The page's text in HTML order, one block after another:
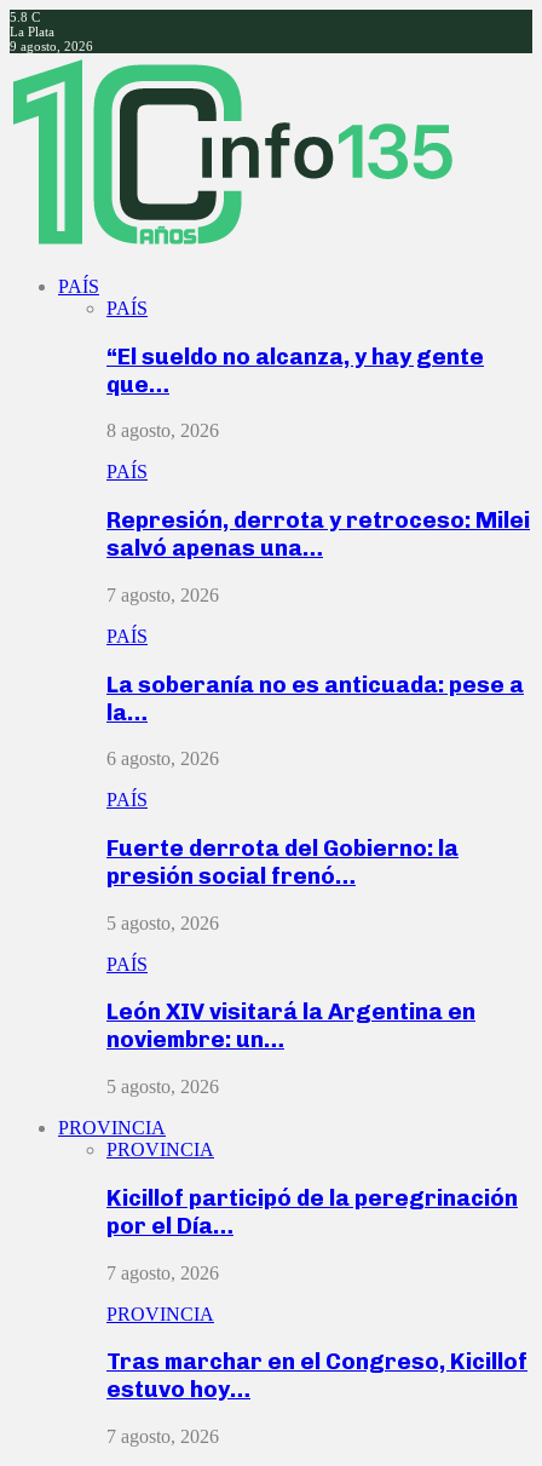
5.8 C
La Plata
9 agosto, 2026
Facebook
Twitter
Instagram
Youtube
PAÍS
PAÍS
“El sueldo no alcanza, y hay gente
que…
8 agosto, 2026
PAÍS
Represión, derrota y retroceso: Milei
salvó apenas una…
7 agosto, 2026
PAÍS
La soberanía no es anticuada: pese a
la…
6 agosto, 2026
PAÍS
Fuerte derrota del Gobierno: la
presión social frenó…
5 agosto, 2026
PAÍS
León XIV visitará la Argentina en
noviembre: un…
5 agosto, 2026
PROVINCIA
PROVINCIA
Kicillof participó de la peregrinación
por el Día…
7 agosto, 2026
PROVINCIA
Tras marchar en el Congreso, Kicillof
estuvo hoy…
7 agosto, 2026